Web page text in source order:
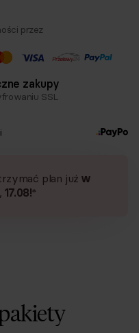
przez
zakupy
SSL
plan już w
, 17.08!*